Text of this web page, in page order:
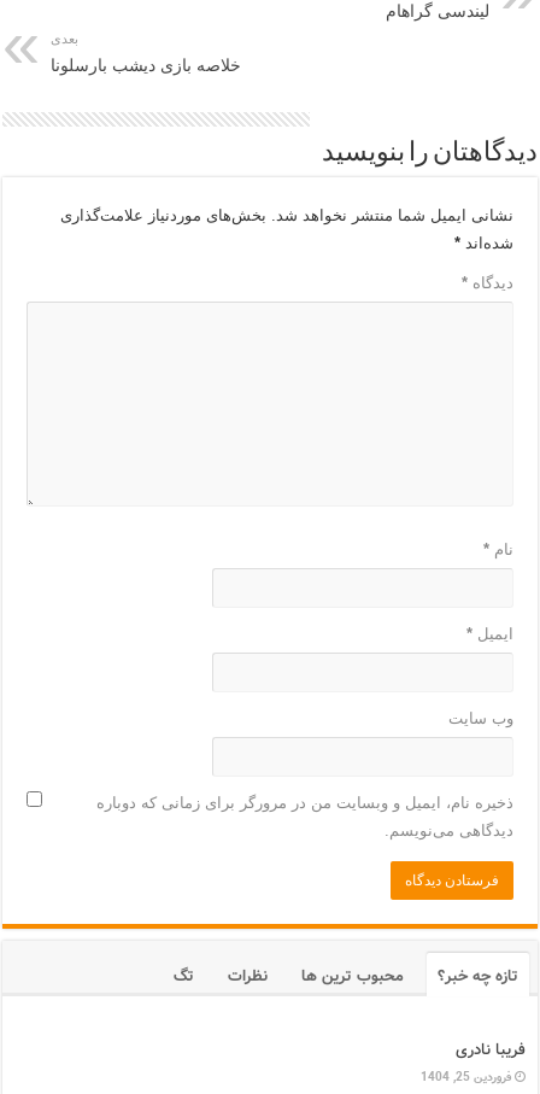
لیندسی گراهام
بعدی
خلاصه بازی دیشب بارسلونا
دیدگاهتان را بنویسید
نشانی ایمیل شما منتشر نخواهد شد. بخش‌های موردنیاز علامت‌گذاری
شده‌اند*
دیدگاه*
نام*
ایمیل*
وب‌ سایت
ذخیره نام، ایمیل و وبسایت من در مرورگر برای زمانی که دوباره
دیدگاهی می‌نویسم.
تازه چه خبر؟ محبوب ترین ها نظرات تگ
فریبا نادری
فروردین 25, 1404